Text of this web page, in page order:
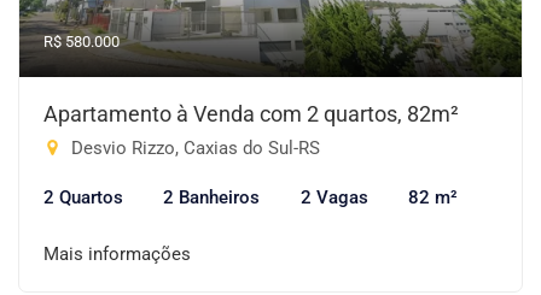
R$ 580.000
Apartamento à Venda com 2 quartos, 82m²
Desvio Rizzo, Caxias do Sul-RS
2 Quartos 2 Banheiros 2 Vagas 82 m²
Mais informações